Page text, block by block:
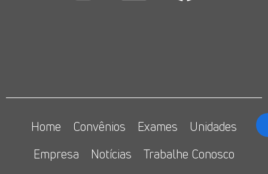
Home Convênios Exames
Unidades
Empresa
Notícias
Trabalhe Conosco